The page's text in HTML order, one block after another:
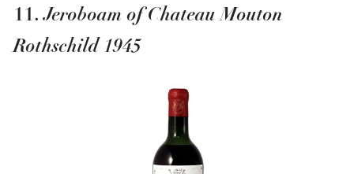
11.Jeroboam of Chateau Mouton
Rothschild 1945